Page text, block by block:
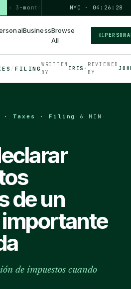
emergency fundPERSONAL · 6
NYC · 04:26:30
BusinessBrowse
All
01
/FILING
WRITTEN
BY
IRIS ·
REVIEWED
BY
· Taxes · Filing 6 MIN
de un
de impuestos cuando